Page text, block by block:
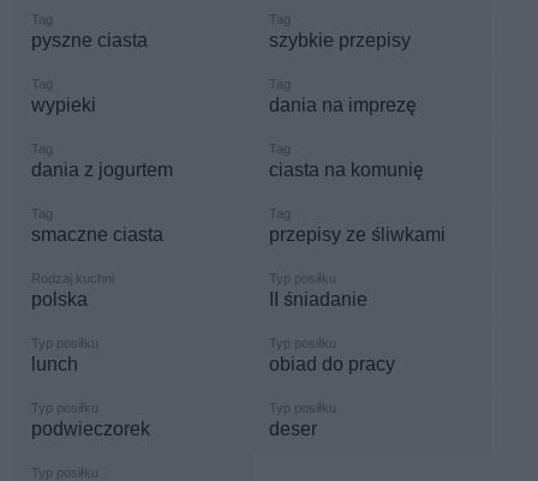
pyszne ciasta szybkie przepisy
wypieki dania na imprezę
dania z jogurtem ciasta na komunię
smaczne ciasta przepisy ze śliwkami
polska II śniadanie
lunch obiad do pracy
podwieczorek deser